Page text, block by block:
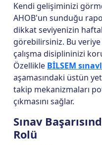
Kendi gelişiminizi
AHOB'un sunduğu
dikkat seviyenizin
görebilirsiniz. Bu
çalışma disiplininizi
Özellikle BİLSEM
aşamasındaki üstün
takip mekanizmaları
çıkmasını sağlar.
Sınav
Rolü